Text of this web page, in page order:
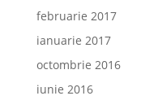
februarie 2017
ianuarie 2017
octombrie 2016
iunie 2016